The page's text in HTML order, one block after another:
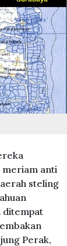
meriam anti
steling
ditempat
Perak,